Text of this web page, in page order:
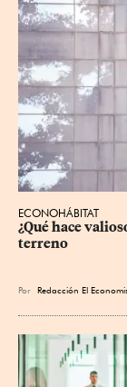
ECONOHÁBITAT
¿Qué hace
terreno
Por Redacción El